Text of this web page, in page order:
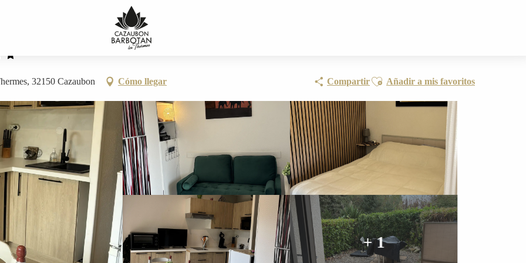
32150 Cazaubon Cómo llegar CompartirAjouter aux favoris
Añadir a mis favoritos
+ 1